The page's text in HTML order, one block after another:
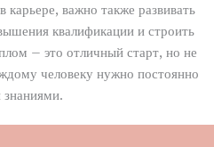
карьере, важно также развивать
квалификации и строить
– это отличный старт, но не
человеку нужно постоянно
знаниями.